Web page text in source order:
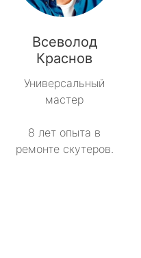
Всеволод
Краснов
Универсальный
мастер
8 лет опыта в
ремонте скутеров.